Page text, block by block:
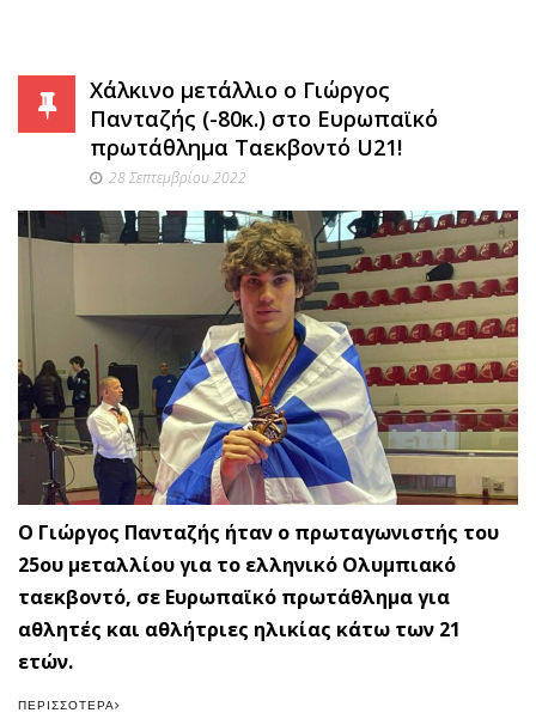
Χάλκινο μετάλλιο ο Γιώργος
Πανταζής (-80κ.) στο Ευρωπαϊκό
πρωτάθλημα Ταεκβοντό U21!
28 Σεπτεμβρίου 2022
Ο Γιώργος Πανταζής ήταν ο πρωταγωνιστής του
25ου μεταλλίου για το ελληνικό Ολυμπιακό
ταεκβοντό, σε Ευρωπαϊκό πρωτάθλημα για
αθλητές και αθλήτριες ηλικίας κάτω των 21
ετών.
ΠΕΡΙΣΣΌΤΕΡΑ